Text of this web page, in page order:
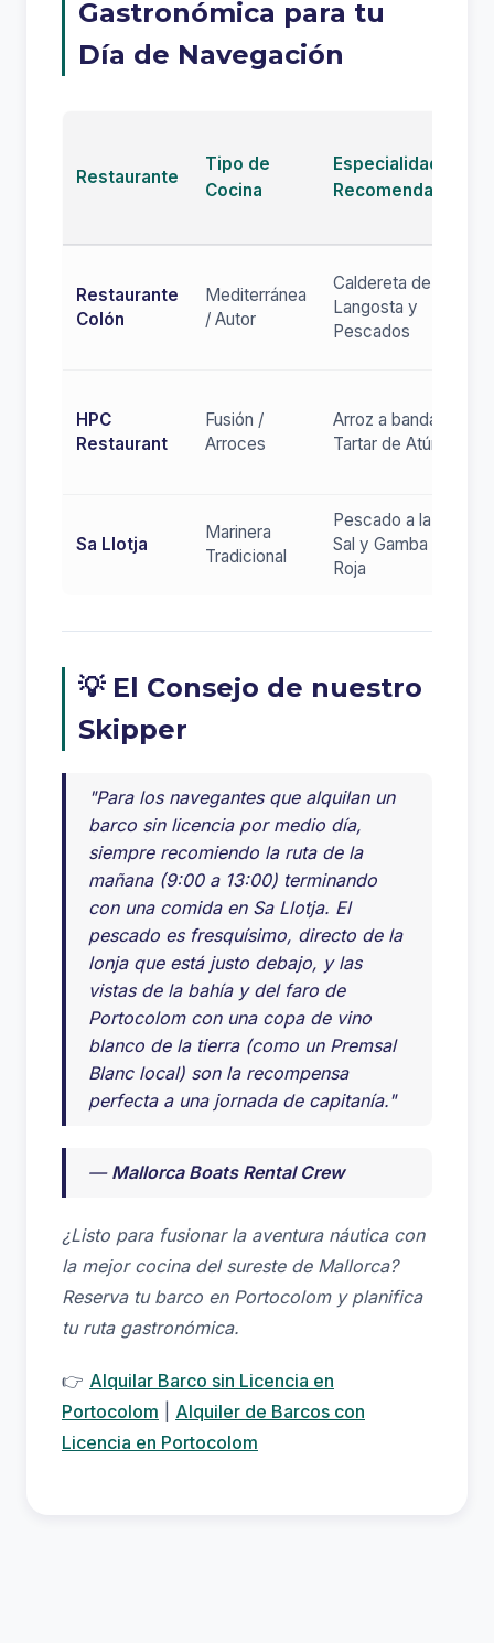
Gastronómica para tu
Día de Navegación
Restaurante
Tipo de
Cocina
Especialidad
Recomendada
Restaurante
Colón
Mediterránea
/ Autor
Caldereta de
Langosta y
Pescados
HPC
Restaurant
Fusión /
Arroces
Arroz a banda y
Tartar de Atún
Sa Llotja
Marinera
Tradicional
Pescado a la
Sal y Gamba
Roja
💡 El Consejo de nuestro
Skipper
"Para los navegantes que alquilan un
barco sin licencia por medio día,
siempre recomiendo la ruta de la
mañana (9:00 a 13:00) terminando
con una comida en Sa Llotja. El
pescado es fresquísimo, directo de la
lonja que está justo debajo, y las
vistas de la bahía y del faro de
Portocolom con una copa de vino
blanco de la tierra (como un Premsal
Blanc local) son la recompensa
perfecta a una jornada de capitanía."
— Mallorca Boats Rental Crew
¿Listo para fusionar la aventura náutica con
la mejor cocina del sureste de Mallorca?
Reserva tu barco en Portocolom y planifica
tu ruta gastronómica.
👉 Alquilar Barco sin Licencia en
Portocolom
Alquiler de Barcos con
Licencia en Portocolom